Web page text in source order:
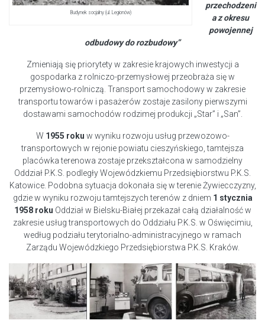
Budynek socjalny (ul. Legionów)
przechodzeni
a z okresu
powojennej
odbudowy do rozbudowy”
Zmieniają się priorytety w zakresie krajowych inwestycji a
gospodarka z rolniczo-przemysłowej przeobraża się w
przemysłowo-rolniczą. Transport samochodowy w zakresie
transportu towarów i pasażerów zostaje zasilony pierwszymi
dostawami samochodów rodzimej produkcji „Star” i „San”.
W 1955 roku w wyniku rozwoju usług przewozowo-
transportowych w rejonie powiatu cieszyńskiego, tamtejsza
placówka terenowa zostaje przekształcona w samodzielny
Oddział P.K.S. podległy Wojewódzkiemu Przedsiębiorstwu P.K.S.
Katowice. Podobna sytuacja dokonała się w terenie Żywiecczyzny,
gdzie w wyniku rozwoju tamtejszych terenów z dniem 1 stycznia
1958 roku Oddział w Bielsku-Białej przekazał całą działalność w
zakresie usług transportowych do Oddziału P.K.S. w Oświęcimiu,
według podziału terytorialno-administracyjnego w ramach
Zarządu Wojewódzkiego Przedsiębiorstwa P.K.S. Kraków.